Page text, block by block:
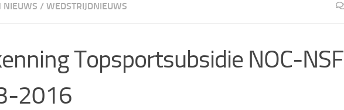
NIEUWS / WEDSTRIJDNIEUWS
Topsportsubsidie NOC-NSF
2016